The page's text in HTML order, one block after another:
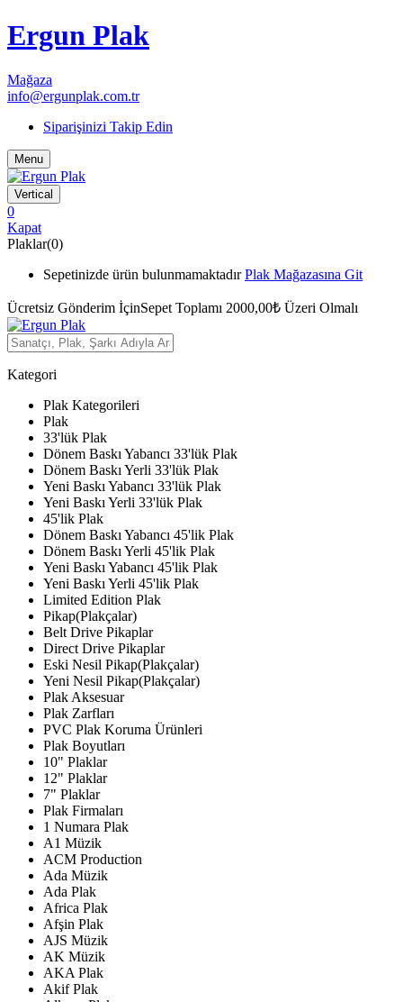
Ergun Plak
Mağaza
info@ergunplak.com.tr
Siparişinizi Takip Edin
Menu
Vertical
0
Kapat
Plaklar(0)
Sepetinizde ürün bulunmamaktadır Plak Mağazasına Git
Ücretsiz Gönderim İçinSepet Toplamı 2000,00₺ Üzeri Olmalı
Kategori
Plak Kategorileri
Plak
33'lük Plak
Dönem Baskı Yabancı 33'lük Plak
Dönem Baskı Yerli 33'lük Plak
Yeni Baskı Yabancı 33'lük Plak
Yeni Baskı Yerli 33'lük Plak
45'lik Plak
Dönem Baskı Yabancı 45'lik Plak
Dönem Baskı Yerli 45'lik Plak
Yeni Baskı Yabancı 45'lik Plak
Yeni Baskı Yerli 45'lik Plak
Limited Edition Plak
Pikap(Plakçalar)
Belt Drive Pikaplar
Direct Drive Pikaplar
Eski Nesil Pikap(Plakçalar)
Yeni Nesil Pikap(Plakçalar)
Plak Aksesuar
Plak Zarfları
PVC Plak Koruma Ürünleri
Plak Boyutları
10" Plaklar
12" Plaklar
7" Plaklar
Plak Firmaları
1 Numara Plak
A1 Müzik
ACM Production
Ada Müzik
Ada Plak
Africa Plak
Afşin Plak
AJS Müzik
AK Müzik
AKA Plak
Akif Plak